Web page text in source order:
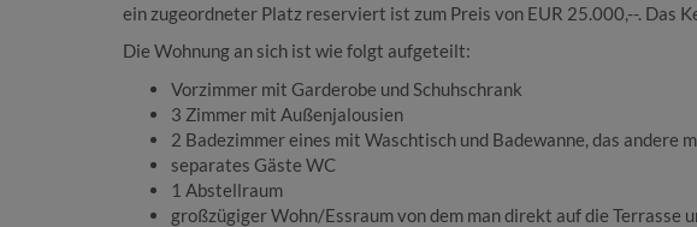
ein zugeordneter Platz reserviert ist zum Preis von EUR 25.000,--. Das
Die Wohnung an sich ist wie folgt aufgeteilt:
Vorzimmer mit Garderobe und Schuhschrank
3 Zimmer mit Außenjalousien
2 Badezimmer eines mit Waschtisch und Badewanne, das andere
separates Gäste WC
1 Abstellraum
großzügiger Wohn/Essraum von dem man direkt auf die Terrasse